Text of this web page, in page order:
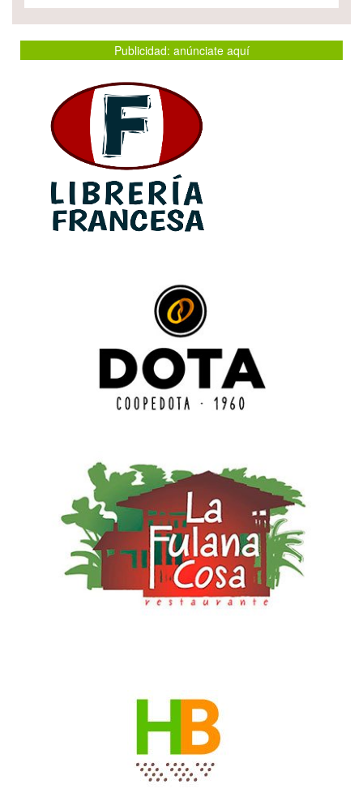
Publicidad: anúnciate aquí